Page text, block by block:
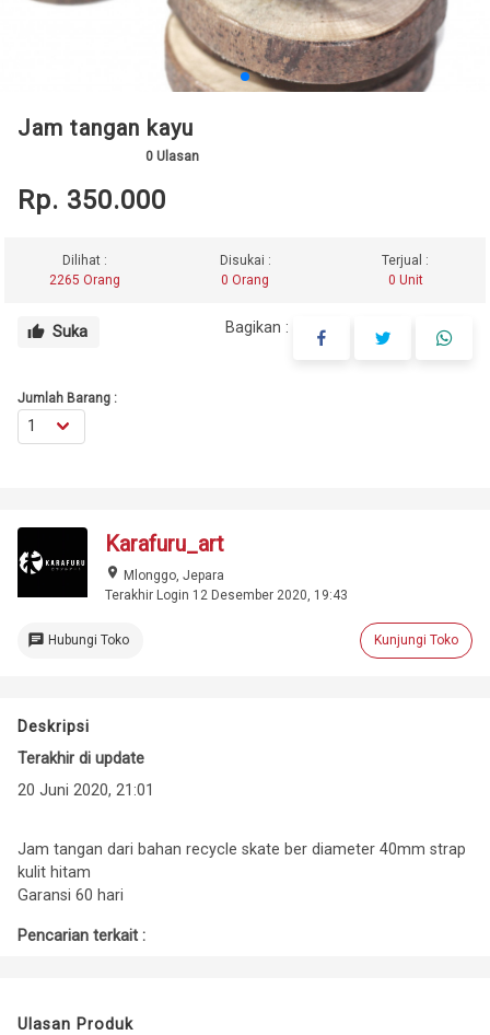
Jam tangan kayu
0 Ulasan
Rp. 350.000
Dilihat :
2265 Orang
Disukai :
0 Orang
Terjual :
0 Unit
thumb_up Suka Bagikan :
Jumlah Barang :
Karafuru_art
place Mlonggo, Jepara
Terakhir Login 12 Desember 2020, 19:43
chat Hubungi Toko Kunjungi Toko
Deskripsi
Terakhir di update
20 Juni 2020, 21:01
Jam tangan dari bahan recycle skate ber diameter 40mm strap
kulit hitam
Garansi 60 hari
Pencarian terkait :
Ulasan Produk